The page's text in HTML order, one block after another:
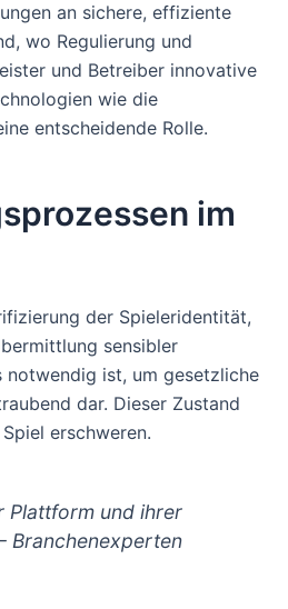
an sichere, effiziente
wo Regulierung und
und Betreiber innovative
wie die
entscheidende Rolle.
im
der Spieleridentität,
sensibler
notwendig ist, um gesetzliche
dar. Dieser Zustand
erschweren.
Plattform und ihrer
Branchenexperten